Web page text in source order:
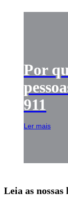
Por
911
Ler mais
Leia as